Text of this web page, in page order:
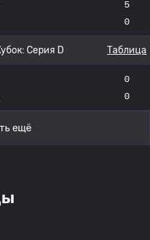
5
0
Серия D Таблица
0
0
ещё